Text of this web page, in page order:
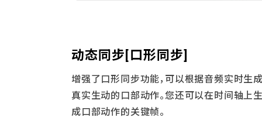
动态同步[口形同步]
增强了口形同步功能，可以根据音频实时生
真实生动的口部动作。您还可以在时间轴上
成口部动作的关键帧。